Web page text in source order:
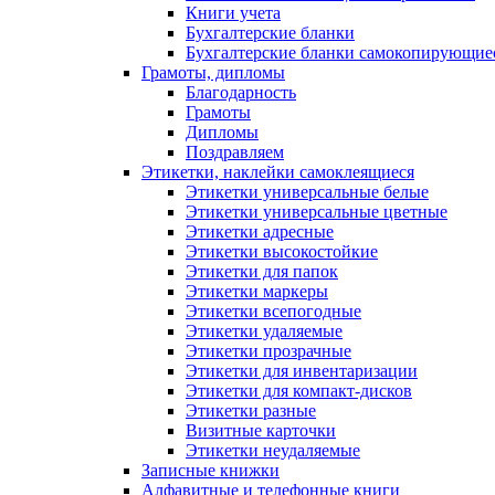
Книги учета
Бухгалтерские бланки
Бухгалтерские бланки
Грамоты, дипломы
Благодарность
Грамоты
Дипломы
Поздравляем
Этикетки, наклейки самоклеящиеся
Этикетки универсальные белые
Этикетки универсальные цветные
Этикетки адресные
Этикетки высокостойкие
Этикетки для папок
Этикетки маркеры
Этикетки всепогодные
Этикетки удаляемые
Этикетки прозрачные
Этикетки для инвентаризации
Этикетки для компакт-дисков
Этикетки разные
Визитные карточки
Этикетки неудаляемые
Записные книжки
Алфавитные и телефонные книги